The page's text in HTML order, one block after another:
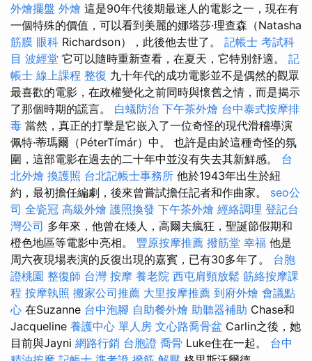
外燴擺盤 外燴 這是90年代後期最迷人的電影之一，現在有
一個特殊的價值，可以看到美麗的娜塔莎·理查森（Natasha
筋膜 眼科 Richardson），此後他去世了。 記帳士 考試科
目 波經堂 它可以隨時重新查看，在夏天，它特別舒適。 記
帳士 線上課程 整復 九十年代的成功電影並不是偶然的觀眾
最喜歡的電影，在政權變化之前同時與懷舊之情，而是揭示
了那個時期的謊言。 白蟻防治 下午茶外燴 台中泰式按摩排
毒 當然，真正的打擊是它嵌入了一位奇怪的現代滑稽導演
佩特·蒂瑪爾（PéterTímár）中。 也許是由於這種奇怪的氛
圍，這部電影在過去的二十年中並沒有失去其新鮮感。 台
北外燴 換護照 台北記帳士事務所 他於1943年出生於紐
約，最初擔任編劇，後來曾嘗試擔任記者和作曲家。 seo公
司 全瓷冠 高級外燴 護照換發 下午茶外燴 經絡調理 登記台
灣公司 多年來，他曾在矮人，高爾夫瘋狂，聖誕節假期和
橙色地區等電影中亮相。 豐原按摩推薦 撥筋堂 幸福 他是
周六夜現場表演的反復出現的嘉賓，已有30多年了。 台胞
證桃園 整復師 台灣 按摩 養老院 西屯肩頸放鬆 筋絡按摩課
程 按摩執照 搬家公司推薦 大里按摩推薦 到府外燴 會議點
心 在Suzanne 台中泡腳 自助餐外燴 助聽器補助 Chase和
Jacqueline 養護中心 單人房 文心路喬骨盆 Carlin之後，她
目前與Jayni 網路行銷 台胞證 喬骨 Luke住在一起。 台中